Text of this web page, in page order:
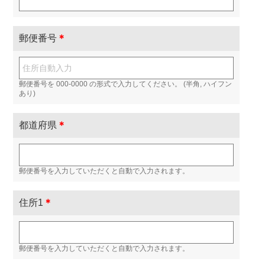
郵便番号 ＊
郵便番号を 000-0000 の形式で入力してください。 (半角, ハイフン
あり)
都道府県 ＊
郵便番号を入力していただくと自動で入力されます。
住所1 ＊
郵便番号を入力していただくと自動で入力されます。